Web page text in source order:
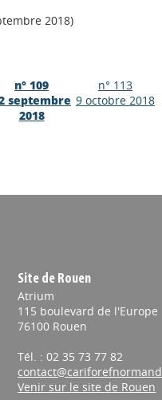
2018)
n° 109
septembre
2018
n° 113
9 octobre 2018
Site de Rouen
Atrium
115 boulevard de l'Europe
76100 Rouen
Tél. : 02 35 73 77 82
Venir sur le site de Rouen